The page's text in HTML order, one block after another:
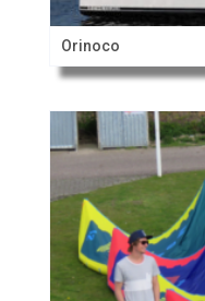
Orinoco